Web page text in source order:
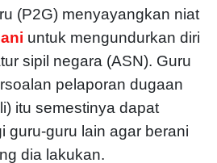
(P2G) menyayangkan niat
untuk mengundurkan diri
sipil negara (ASN). Guru
pelaporan dugaan
itu semestinya dapat
guru-guru lain agar berani
dia lakukan.